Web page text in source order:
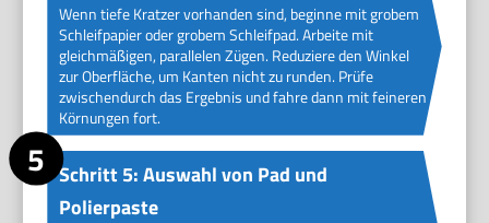
Wenn tiefe Kratzer vorhanden sind, beginne mit grobem
Schleifpapier oder grobem Schleifpad. Arbeite mit
gleichmäßigen, parallelen Zügen. Reduziere den Winkel
zur Oberfläche, um Kanten nicht zu runden. Prüfe
zwischendurch das Ergebnis und fahre dann mit feineren
Körnungen fort.
Schritt 5: Auswahl von Pad und
Polierpaste